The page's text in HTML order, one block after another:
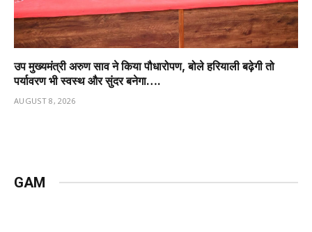
उप मुख्यमंत्री अरुण साव ने किया पौधारोपण, बोले हरियाली बढ़ेगी तो
पर्यावरण भी स्वस्थ और सुंदर बनेगा….
AUGUST 8, 2026
GAM